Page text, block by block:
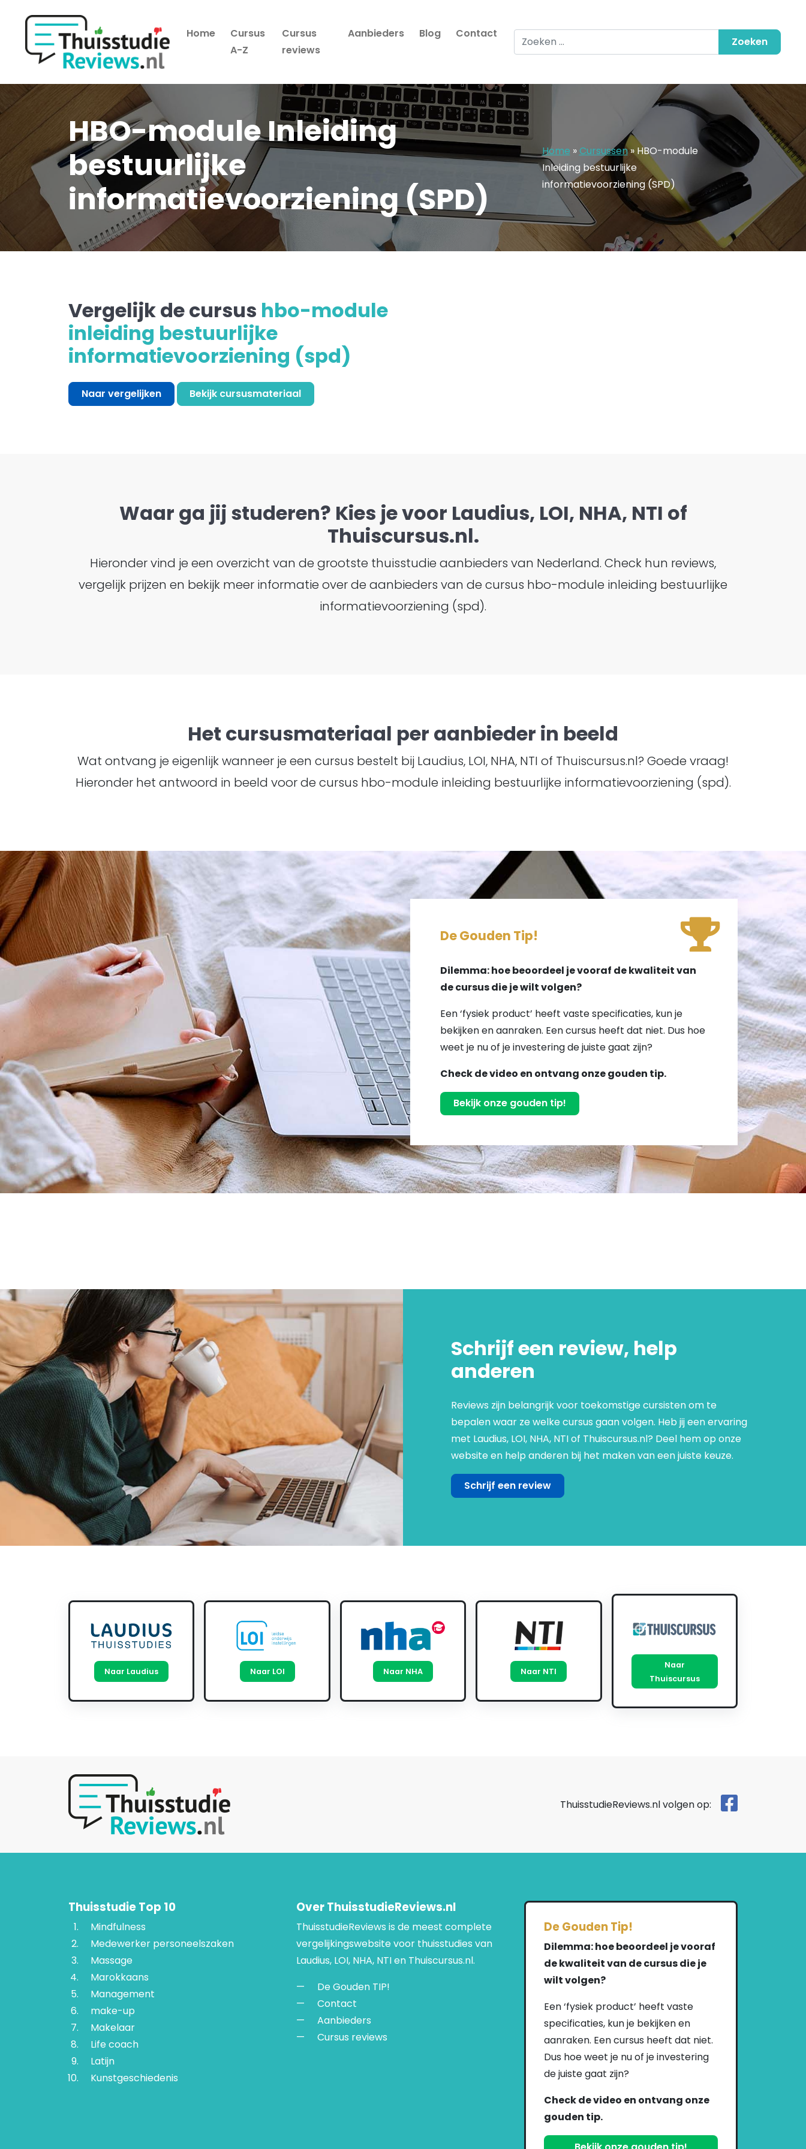
Hoofdmenu
Home
Cursus
A-Z
Cursus
reviews
Aanbieders Blog Contact Zoeken naar:
HBO-module Inleiding
bestuurlijke
informatievoorziening (SPD)
Home »Cursussen» HBO-module
Inleiding bestuurlijke
informatievoorziening (SPD)
Vergelijk de cursus hbo-module
inleiding bestuurlijke
informatievoorziening (spd)
Naar vergelijken Bekijk cursusmateriaal
Waar ga jij studeren? Kies je voor Laudius, LOI, NHA, NTI of
Thuiscursus.nl.
Hieronder vind je een overzicht van de grootste thuisstudie aanbieders van Nederland. Check hun reviews,
vergelijk prijzen en bekijk meer informatie over de aanbieders van de cursus hbo-module inleiding bestuurlijke
informatievoorziening (spd).
Het cursusmateriaal per aanbieder in beeld
Wat ontvang je eigenlijk wanneer je een cursus bestelt bij Laudius, LOI, NHA, NTI of Thuiscursus.nl? Goede vraag!
Hieronder het antwoord in beeld voor de cursus hbo-module inleiding bestuurlijke informatievoorziening (spd).
De Gouden Tip!
Dilemma: hoe beoordeel je vooraf de kwaliteit van
de cursus die je wilt volgen?
Een ‘fysiek product’ heeft vaste specificaties, kun je
bekijken en aanraken. Een cursus heeft dat niet. Dus hoe
weet je nu of je investering de juiste gaat zijn?
Check de video en ontvang onze gouden tip.
Bekijk onze gouden tip!
Schrijf een review, help
anderen
Reviews zijn belangrijk voor toekomstige cursisten om te
bepalen waar ze welke cursus gaan volgen. Heb jij een ervaring
met Laudius, LOI, NHA, NTI of Thuiscursus.nl? Deel hem op onze
website en help anderen bij het maken van een juiste keuze.
Schrijf een review
Naar Laudius Naar LOI Naar NHA Naar NTI
Naar
Thuiscursus
ThuisstudieReviews.nl volgen op:
Thuisstudie Top 10
Mindfulness
Medewerker personeelszaken
Massage
Marokkaans
Management
make-up
Makelaar
Life coach
Latijn
Kunstgeschiedenis
Over ThuisstudieReviews.nl
ThuisstudieReviews is de meest complete
vergelijkingswebsite voor thuisstudies van
Laudius, LOI, NHA, NTI en Thuiscursus.nl.
De Gouden TIP!
Contact
Aanbieders
Cursus reviews
De Gouden Tip!
Dilemma: hoe beoordeel je vooraf
de kwaliteit van de cursus die je
wilt volgen?
Een ‘fysiek product’ heeft vaste
specificaties, kun je bekijken en
aanraken. Een cursus heeft dat niet.
Dus hoe weet je nu of je investering
de juiste gaat zijn?
Check de video en ontvang onze
gouden tip.